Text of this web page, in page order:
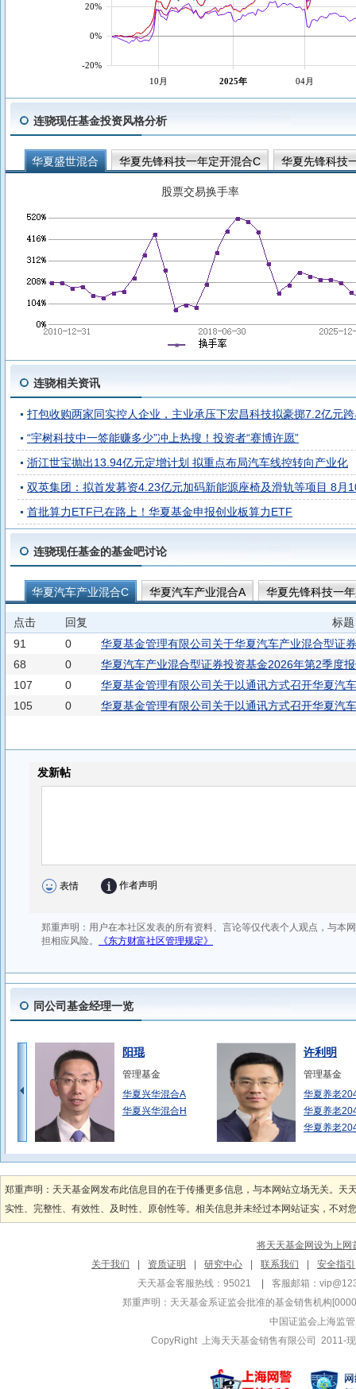
10月 2025年 04月
-20%
0%
20%
连骁现任基金投资风格分析
华夏盛世混合 华夏先锋科技一年定开混合C 华夏先锋科技
股票交易换手率
连骁相关资讯
打包收购两家同实控人企业，主业承压下宏昌科技拟豪掷7.2亿元
“宇树科技中一签能赚多少”冲上热搜！投资者“赛博许愿”
浙江世宝抛出13.94亿元定增计划 拟重点布局汽车线控转向产业化
双英集团：拟首发募资4.23亿元加码新能源座椅及滑轨等项目 8月
首批算力ETF已在路上！华夏基金申报创业板算力ETF
连骁现任基金的基金吧讨论
华夏汽车产业混合C 华夏汽车产业混合A 华夏先锋科技一
点击 回复
标题
91
0
华夏基金管理有限公司关于华夏汽车产业混合型证
68
0
华夏汽车产业混合型证券投资基金2026年第2季度
107
0
华夏基金管理有限公司关于以通讯方式召开华夏汽
的第
105 0
华夏基金管理有限公司关于以通讯方式召开华夏汽
同公司基金经理一览
阳琨
管理基金
华夏兴华混合A
华夏兴华混合H
许利明
管理基金
华夏养老
华夏养老
华夏养老
袁英杰
管理基金
华夏沪深300指
华夏沪深300指
徐猛
管理基金
华夏恒生
华夏恒生
管理基金
华夏回报二号混合
管理基金
华夏全球股
华夏全球科
管理基金
郑重声明：天天基金网发布此信息目的在于传播更多信息，与本网站立场无关。
实性、完整性、有效性、及时性、原创性等。相关信息并未经过本网站证实，不
将天天基金网设为上网
关于我们
资质证明 研究中心 联系我们
安全指引
天天基金客服热线：95021
客服邮箱：
郑重声明： 天天基金系证监会批准的基金销售机构
中国证监会上海监
CopyRight 上海天天基金销售有限公司 2011-